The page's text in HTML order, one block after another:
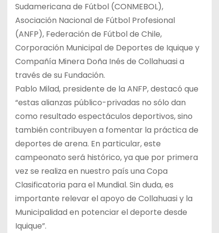
Sudamericana de Fútbol (CONMEBOL),
Asociación Nacional de Fútbol Profesional
(ANFP), Federación de Fútbol de Chile,
Corporación Municipal de Deportes de Iquique y
Compañía Minera Doña Inés de Collahuasi a
través de su Fundación.
Pablo Milad, presidente de la ANFP, destacó que
“estas alianzas público-privadas no sólo dan
como resultado espectáculos deportivos, sino
también contribuyen a fomentar la práctica de
deportes de arena. En particular, este
campeonato será histórico, ya que por primera
vez se realiza en nuestro país una Copa
Clasificatoria para el Mundial. Sin duda, es
importante relevar el apoyo de Collahuasi y la
Municipalidad en potenciar el deporte desde
Iquique”.